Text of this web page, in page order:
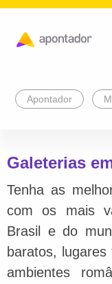
Apontador
Galeterias
Tenha as
com os mais
Brasil e do
baratos,
ambientes